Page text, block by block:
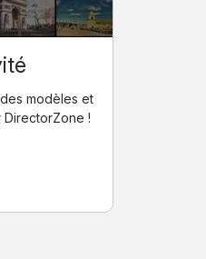
modèles et
DirectorZone !